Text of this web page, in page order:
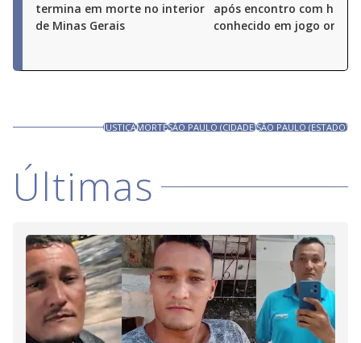
termina em morte no interior
de Minas Gerais
após encontro com
conhecido em jogo online
JUSTIÇAMORTESÃO PAULO (CIDADE)SÃO PAULO (ESTADO)
Últimas